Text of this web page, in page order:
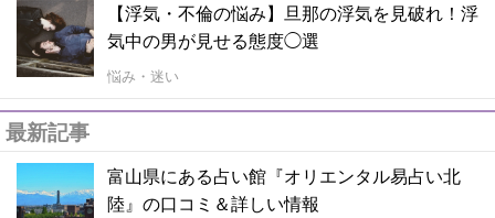
【浮気・不倫の悩み】旦那の浮気を見破れ！浮
気中の男が見せる態度◯選
悩み・迷い
最新記事
富山県にある占い館『オリエンタル易占い北
陸』の口コミ＆詳しい情報